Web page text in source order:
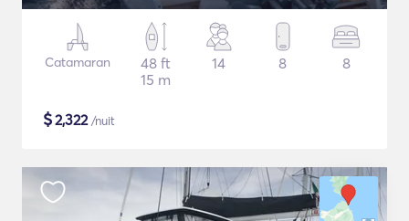
Catamaran
48 ft
15 m
14 8 8
$2,322/nuit